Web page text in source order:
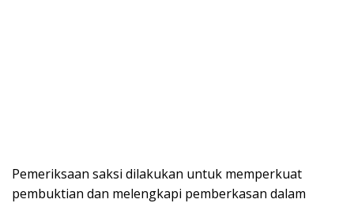
Pemeriksaan saksi dilakukan untuk memperkuat
pembuktian dan melengkapi pemberkasan dalam